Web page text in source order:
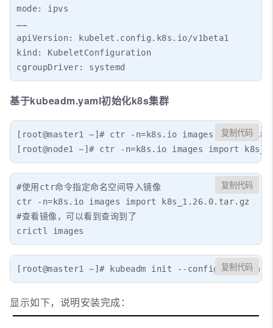
mode: ipvs
……
apiVersion: kubelet.config.k8s.io/v1beta1
kind: KubeletConfiguration
cgroupDriver: systemd
基于kubeadm.yaml初始化k8s集群
[root@master1 ~]# ctr -n=k8s.io images import
[root@node1 ~]# ctr -n=k8s.io images import
复制代码
#使用ctr命令指定命名空间导入镜像
ctr -n=k8s.io images import k8s_1.26.0.tar.gz
#查看镜像，可以看到查询到了
crictl images
复制代码
[root@master1 ~]# kubeadm init -- 复制代码
显示如下，说明安装完成：